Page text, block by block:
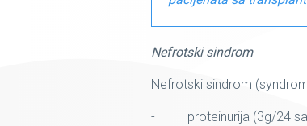
Nefrotski sindrom
Nefrotski sindrom
- proteinurija (3g/24